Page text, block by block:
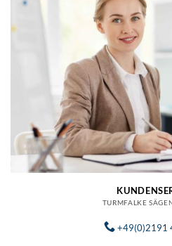
TURMFALKE
+49(0)2191